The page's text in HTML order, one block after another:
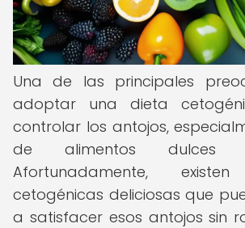
Una de las principales
adoptar una dieta
controlar los antojos,
de alimentos dulces
Afortunadamente,
cetogénicas deliciosas que
a satisfacer esos antojos sin